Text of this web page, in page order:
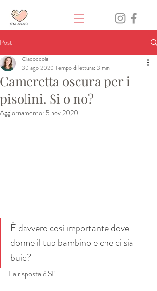
Post
Cameretta oscura per i
pisolini. Si o no?
Olacoccola
30 ago 2020 Tempo di lettura: 3 min
Aggiornamento: 5 nov 2020
È davvero così importante dove
dorme il tuo bambino e che ci sia
buio?
La risposta è SI!